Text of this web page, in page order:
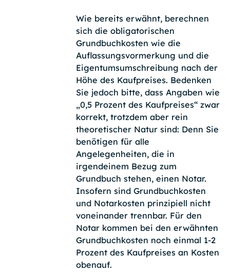
Wie bereits erwähnt, berechnen
sich die obligatorischen
Grundbuchkosten wie die
Auflassungsvormerkung und die
Eigentumsumschreibung nach der
Höhe des Kaufpreises. Bedenken
Sie jedoch bitte, dass Angaben wie
„0,5 Prozent des Kaufpreises“ zwar
korrekt, trotzdem aber rein
theoretischer Natur sind: Denn Sie
benötigen für alle
Angelegenheiten, die in
irgendeinem Bezug zum
Grundbuch stehen, einen Notar.
Insofern sind Grundbuchkosten
und Notarkosten prinzipiell nicht
voneinander trennbar. Für den
Notar kommen bei den erwähnten
Grundbuchkosten noch einmal 1-2
Prozent des Kaufpreises an Kosten
obenauf.